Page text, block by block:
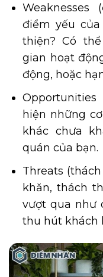
điểm yếu
thiện? Có
gian hoạt
động, hoặc
hiện những
khác chưa
quán của bạn.
Threats
khăn, thách
vượt qua như
thu hút khách